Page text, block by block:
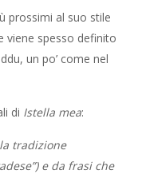
prossimi al suo stile
viene spesso definito
un po’ come nel
di Istella mea:
tradizione
e da frasi che